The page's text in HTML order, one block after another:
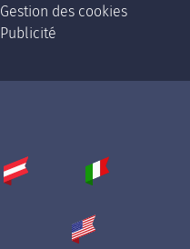
Gestion des cookies
Publicité